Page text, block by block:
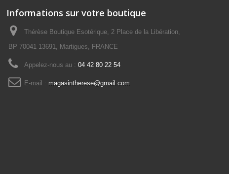
Informations sur votre boutique
Thérèse Boutique Esotérique, 2 Place de la Libération,
BP 70041 13691, Martigues, FRANCE
Appelez-nous au : 04 42 80 22 54
E-mail : magasintherese@gmail.com